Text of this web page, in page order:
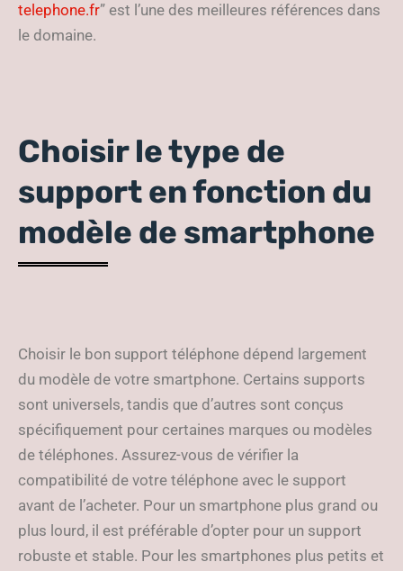
telephone.fr” est l’une des meilleures références dans
le domaine.
Choisir le type de
support en fonction du
modèle de smartphone
Choisir le bon support téléphone dépend largement
du modèle de votre smartphone. Certains supports
sont universels, tandis que d’autres sont conçus
spécifiquement pour certaines marques ou modèles
de téléphones. Assurez-vous de vérifier la
compatibilité de votre téléphone avec le support
avant de l’acheter. Pour un smartphone plus grand ou
plus lourd, il est préférable d’opter pour un support
robuste et stable. Pour les smartphones plus petits et